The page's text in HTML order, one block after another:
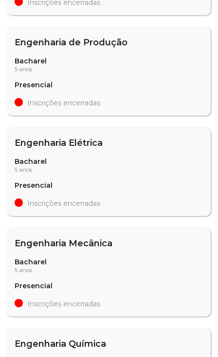
Inscrições encerradas
Engenharia de Produção
Bacharel
5 anos
Presencial
Inscrições encerradas
Engenharia Elétrica
Bacharel
5 anos
Presencial
Inscrições encerradas
Engenharia Mecânica
Bacharel
5 anos
Presencial
Inscrições encerradas
Engenharia Química